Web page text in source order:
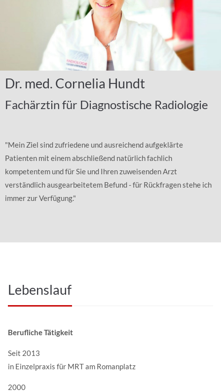
Dr. med. Cornelia Hundt
Fachärztin für Diagnostische Radiologie
"Mein Ziel sind zufriedene und ausreichend aufgeklärte
Patienten mit einem abschließend natürlich fachlich
kompetentem und für Sie und Ihren zuweisenden Arzt
verständlich ausgearbeitetem Befund - für Rückfragen stehe ich
immer zur Verfügung."
Lebenslauf
Berufliche Tätigkeit
Seit 2013
in Einzelpraxis für MRT am Romanplatz
2000
Technik
MEHR
Kontaktdaten
Dr. med. Cornelia
Hundt
8:00 – 18:00
Kontaktformular
*